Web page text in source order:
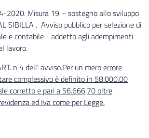
2020. Misura 19 – sostegno allo sviluppo
SIBILLA . Avviso pubblico per selezione di
e contabile - addetto agli adempimenti
lavoro.
n 4 dell' avviso.Per un meroerrore
complessivo è definito in 58.000.00
corretto e pari a 56.666,70 oltre
ed Iva come per Legge.